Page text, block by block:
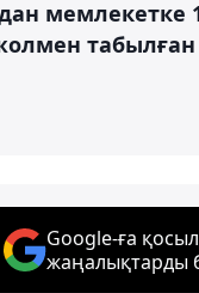
мемлекетке
табылған
Google-ға
жаңалықтарды